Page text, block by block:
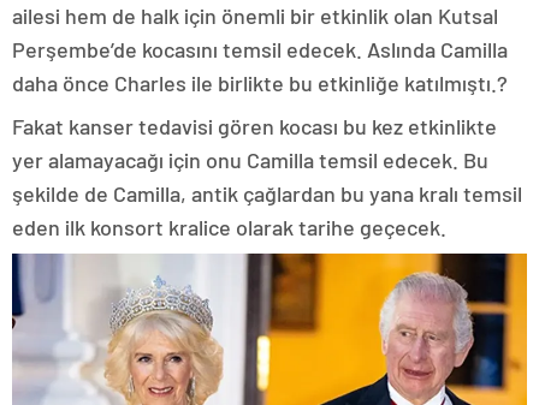
ailesi hem de halk için önemli bir etkinlik olan Kutsal
Perşembe’de kocasını temsil edecek. Aslında Camilla
daha önce Charles ile birlikte bu etkinliğe katılmıştı.?
Fakat kanser tedavisi gören kocası bu kez etkinlikte
yer alamayacağı için onu Camilla temsil edecek. Bu
şekilde de Camilla, antik çağlardan bu yana kralı temsil
eden ilk konsort kralice olarak tarihe geçecek.